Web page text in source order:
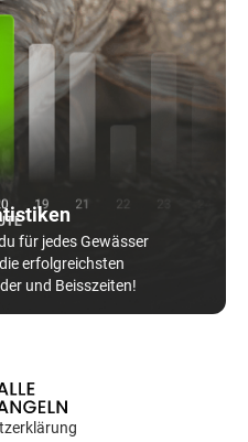
für jedes Gewässer
erfolgreichsten
und Beisszeiten!